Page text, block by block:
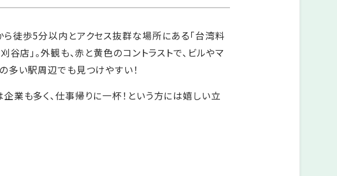
徒歩5分以内とアクセス抜群な場所にある「台湾料
谷店」。外観も、赤と黄色のコントラストで、ビルやマ
多い駅周辺でも見つけやすい！
業も多く、仕事帰りに一杯！という方には嬉しい立